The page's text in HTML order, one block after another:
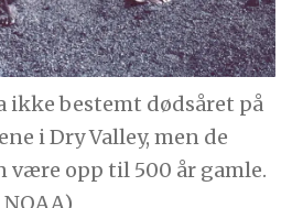
ikke bestemt dødsåret på
i Dry Valley, men de
være opp til 500 år gamle.